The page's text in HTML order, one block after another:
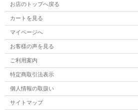
お店のトップへ戻る
カートを見る
マイページへ
お客様の声を見る
ご利用案内
特定商取引法表示
個人情報の取扱い
サイトマップ